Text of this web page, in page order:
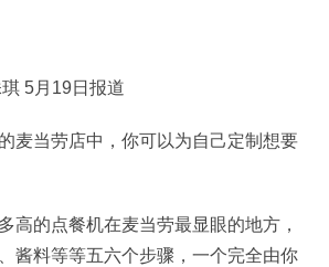
5月19日报道
麦当劳店中，你可以为自己定制想要
高的点餐机在麦当劳最显眼的地方，
酱料等等五六个步骤，一个完全由你